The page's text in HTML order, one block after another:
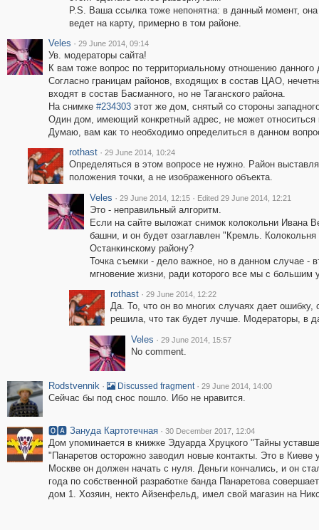
P.S. Ваша ссылка тоже непонятна: в данный момент, она
ведет на карту, примерно в том районе.
Veles · 29 June 2014, 09:14
Ув. модераторы сайта!
К вам тоже вопрос по территориальному отношению данного
Согласно границам районов, входящих в состав ЦАО,
входят в состав Басманного, но не Таганского района.
На снимке #234303этот же дом, снятый со стороны
Один дом, имеющий конкретный адрес, не может
Думаю, вам как то необходимо определиться в данном
rothast · 29 June 2014, 10:24
Определяться в этом вопросе не нужно. Район
положения точки, а не изображенного объекта.
Veles · 29 June 2014, 12:15 · Edited 29 June 2014, 12:21
Это - неправильный алгоритм.
Если на сайте выложат снимок колокольни Ивана
башни, и он будет озаглавлен "Кремль.
Останкинскому району?
Точка съемки - дело важное, но в данном случае -
мгновение жизни, ради которого все мы с
rothast · 29 June 2014, 12:22
Да. То, что он во многих случаях дает
решила, что так будет лучше. Модераторы, в
Veles · 29 June 2014, 15:57
No comment.
Rodstvennik · Discussed fragment · 29 June 2014, 14:00
Сейчас бы под снос пошло. Ибо не нравится.
🅾🅰 Зануда Картотечная · 30 December 2017, 12:04
Дом упоминается в книжке Эдуарда Хруцкого "Тайны
"Панаретов осторожно заводил новые контакты. Это в
Москве он должен начать с нуля. Деньги кончались, и он
года по собственной разработке банда Панаретова
дом 1. Хозяин, некто Айзенфельд, имел свой магазин на